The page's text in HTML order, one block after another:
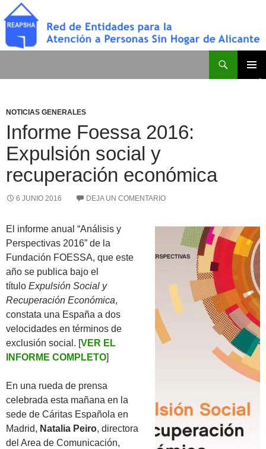
Saltar
al
contenido
Red de Entidades para la Atención a Personas Sin Hogar de Alicante
NOTICIAS GENERALES
Informe Foessa 2016:
Expulsión social y
recuperación económica
6 JUNIO 2016 DEJA UN COMENTARIO
El informe anual “Análisis y
Perspectivas 2016” de la
Fundación FOESSA, que este
año se publica bajo el
título Expulsión Social y
Recuperación Económica,
constata una España a dos
velocidades en términos de
exclusión social. [VER EL
INFORME COMPLETO]
En una rueda de prensa
celebrada esta mañana en la
sede de Cáritas Española en
Madrid, Natalia Peiro, directora
del Area de Comunicación,